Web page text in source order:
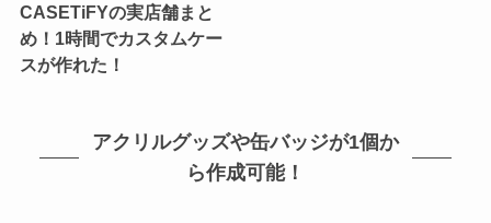
CASETiFYの実店舗まと
め！1時間でカスタムケー
スが作れた！
アクリルグッズや缶バッジが1個か
ら作成可能！